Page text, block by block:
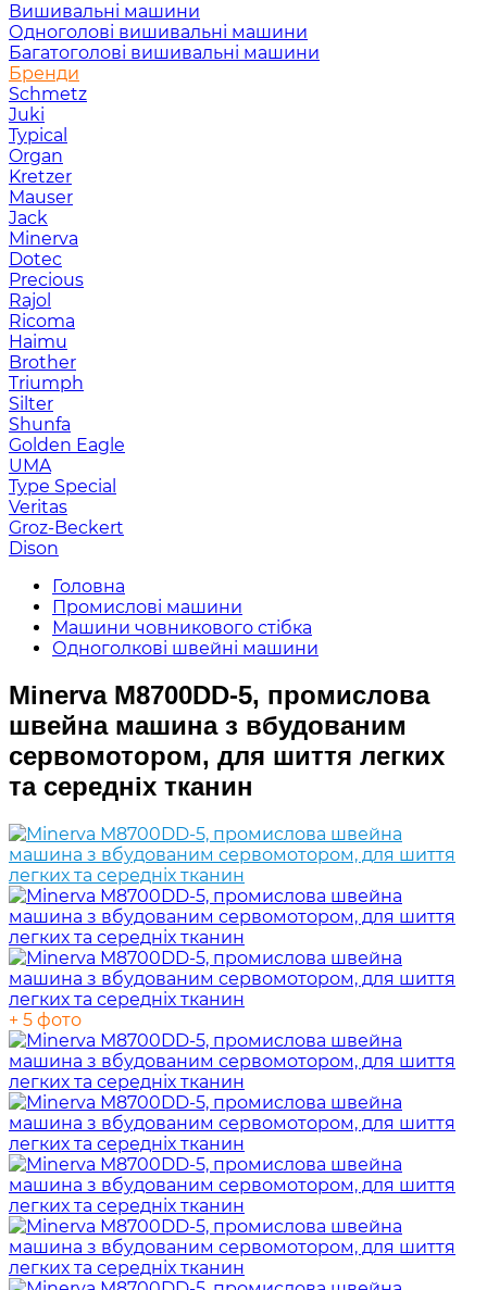
Вишивальні машини
Одноголові вишивальні машини
Багатоголові вишивальні машини
Бренди
Schmetz
Juki
Typical
Organ
Kretzer
Mauser
Jack
Minerva
Dotec
Precious
Rajol
Ricoma
Haimu
Brother
Triumph
Silter
Shunfa
Golden Eagle
UMA
Type Special
Veritas
Groz-Beckert
Dison
Головна
Промислові машини
Машини човникового стібка
Одноголкові швейні машини
Minerva M8700DD-5, промислова
швейна машина з вбудованим
сервомотором, для шиття легких
та середніх тканин
+ 5 фото